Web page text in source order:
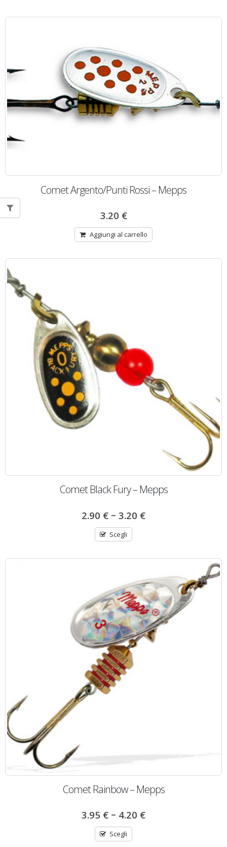
Comet Argento/Punti Rossi – Mepps
3.20 €
Aggiungi al carrello
Comet Black Fury – Mepps
2.90 € – 3.20 €
Scegli
Comet Rainbow – Mepps
3.95 € – 4.20 €
Scegli